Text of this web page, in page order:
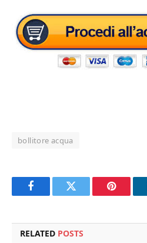
bollitore acqua
FacebookTwitter
RELATED POSTS